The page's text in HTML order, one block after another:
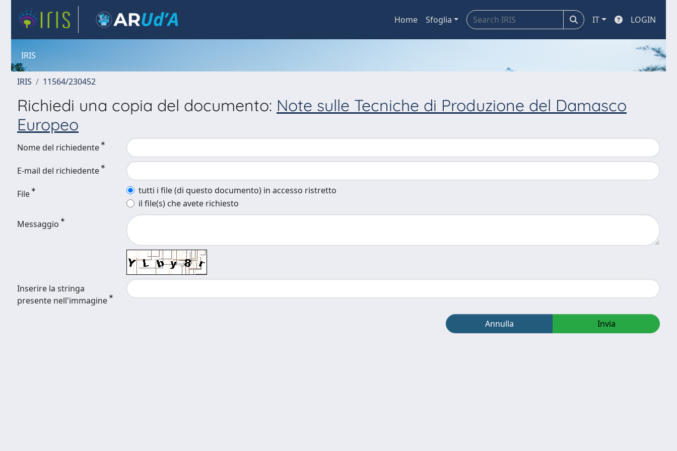
Home Sfoglia IT LOGIN
IRIS
IRIS 11564/230452
Richiedi una copia del documento: Note sulle Tecniche di Produzione del Damasco
Europeo
Nome del richiedente
E-mail del richiedente
File
tutti i file (di questo documento) in accesso ristretto
il file(s) che avete richiesto
Messaggio
Inserire la stringa
presente nell'immagine
Annulla Invia